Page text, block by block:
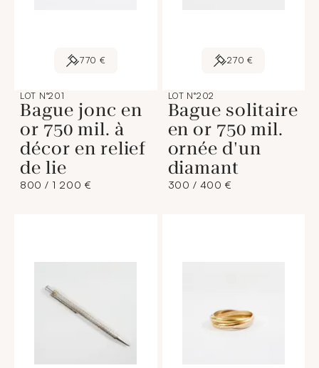
770 €
LOT N°201
Bague jonc en
or 750 mil. à
décor en relief
de lie
800 / 1 200 €
270 €
LOT N°202
Bague solitaire
en or 750 mil.
ornée d'un
diamant
300 / 400 €